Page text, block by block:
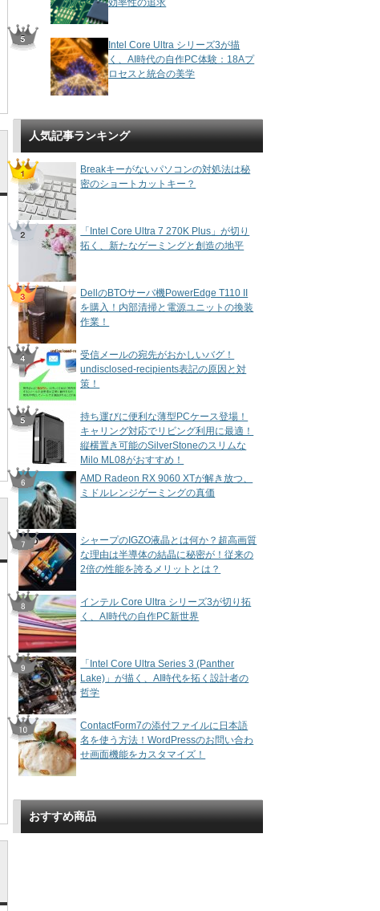
効率性の追求
Intel Core Ultra シリーズ3が描
く、AI時代の自作PC体験：18Aプ
ロセスと統合の美学
人気記事ランキング
Breakキーがないパソコンの対処法は秘
密のショートカットキー？
「Intel Core Ultra 7 270K Plus」が切り
拓く、新たなゲーミングと創造の地平
DellのBTOサーバ機PowerEdge T110 II
を購入！内部清掃と電源ユニットの換装
作業！
受信メールの宛先がおかしいバグ！
undisclosed-recipients表記の原因と対
策！
持ち運びに便利な薄型PCケース登場！
キャリング対応でリビング利用に最適！
縦横置き可能のSilverStoneのスリムな
Milo ML08がおすすめ！
AMD Radeon RX 9060 XTが解き放つ、
ミドルレンジゲーミングの真価
シャープのIGZO液晶とは何か？超高画質
な理由は半導体の結晶に秘密が！従来の
2倍の性能を誇るメリットとは？
インテル Core Ultra シリーズ3が切り拓
く、AI時代の自作PC新世界
「Intel Core Ultra Series 3 (Panther
Lake)」が描く、AI時代を拓く設計者の
哲学
ContactForm7の添付ファイルに日本語
名を使う方法！WordPressのお問い合わ
せ画面機能をカスタマイズ！
おすすめ商品